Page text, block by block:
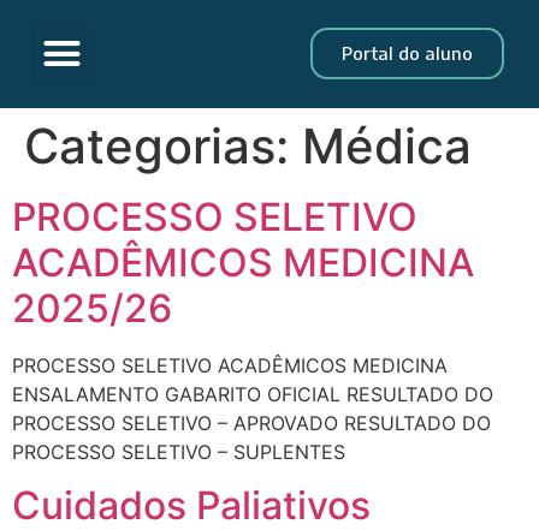
Portal do aluno
Categorias: Médica
PROCESSO SELETIVO
ACADÊMICOS MEDICINA
2025/26
PROCESSO SELETIVO ACADÊMICOS MEDICINA
ENSALAMENTO GABARITO OFICIAL RESULTADO DO
PROCESSO SELETIVO – APROVADO RESULTADO DO
PROCESSO SELETIVO – SUPLENTES
Cuidados Paliativos